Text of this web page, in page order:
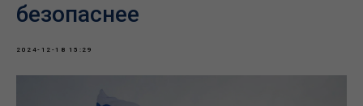
безопаснее
2024-12-18 15:29